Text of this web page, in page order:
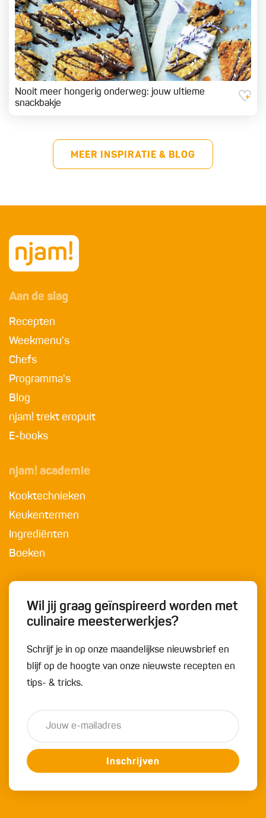
Nooit meer hongerig onderweg: jouw ultieme
snackbakje
MEER INSPIRATIE & BLOG
Aan de slag
Recepten
Weekmenu's
Chefs
Programma's
Blog
njam! trekt eropuit
E-books
njam! academie
Kooktechnieken
Keukentermen
Ingrediënten
Boeken
Wil jij graag geïnspireerd worden met
culinaire meesterwerkjes?
Schrijf je in op onze maandelijkse nieuwsbrief en
blijf op de hoogte van onze nieuwste recepten en
tips- & tricks.
Inschrijven